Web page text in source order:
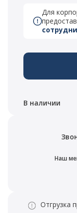
Для
В наличии
Наш
Отгрузка